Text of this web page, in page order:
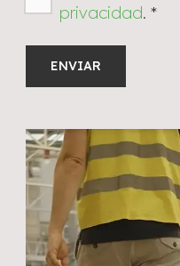
privacidad. *